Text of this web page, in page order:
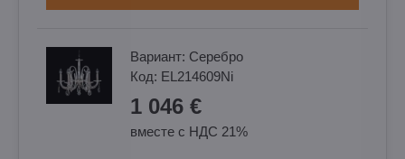
Вариант: Cеребро
Код: EL214609Ni
1 046 €
вместе с НДС 21%